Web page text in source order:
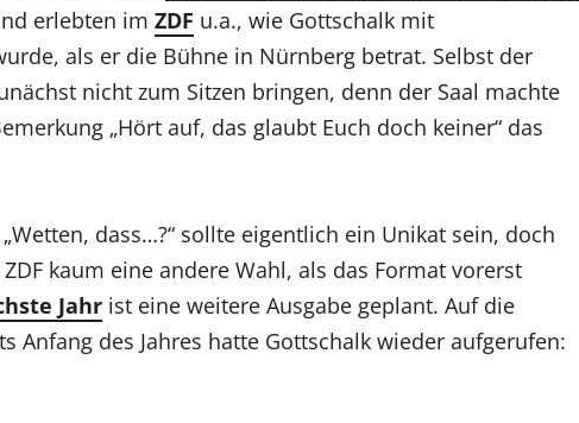
erlebten im ZDF u.a., wie Gottschalk mit
als er die Bühne in Nürnberg betrat. Selbst der
nicht zum Sitzen bringen, denn der Saal machte
„Hört auf, das glaubt Euch doch keiner“ das
dass…?“ sollte eigentlich ein Unikat sein, doch
kaum eine andere Wahl, als das Format vorerst
Jahr ist eine weitere Ausgabe geplant. Auf die
Anfang des Jahres hatte Gottschalk wieder aufgerufen: